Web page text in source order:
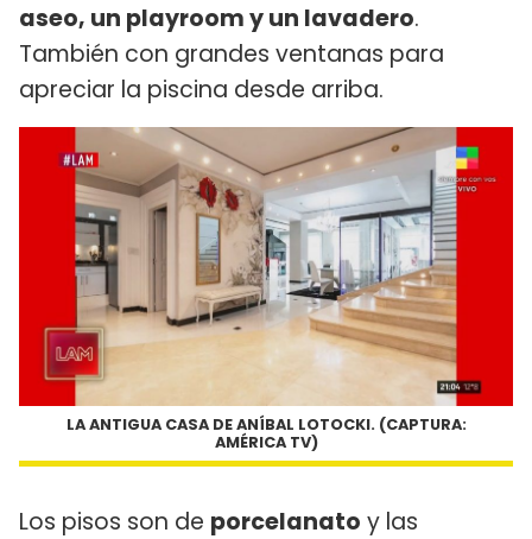
aseo, un playroom y un lavadero.
También con grandes ventanas para
apreciar la piscina desde arriba.
LA ANTIGUA CASA DE ANÍBAL LOTOCKI. (CAPTURA:
AMÉRICA TV)
Los pisos son de porcelanato y las